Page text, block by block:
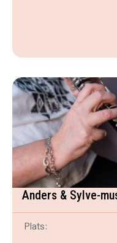
Anders & Sylve-
Plats: